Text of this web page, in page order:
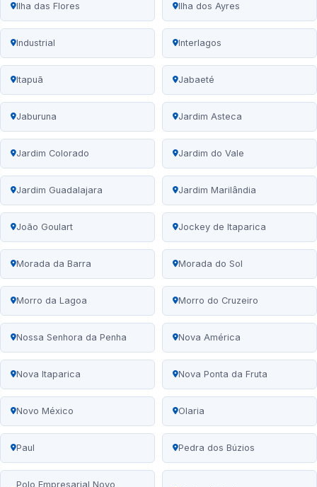
Ilha das Flores Ilha dos Ayres
Industrial Interlagos
Itapuã Jabaeté
Jaburuna Jardim Asteca
Jardim Colorado Jardim do Vale
Jardim Guadalajara Jardim Marilândia
João Goulart Jockey de Itaparica
Morada da Barra Morada do Sol
Morro da Lagoa Morro do Cruzeiro
Nossa Senhora da Penha Nova América
Nova Itaparica Nova Ponta da Fruta
Novo México Olaria
Paul Pedra dos Búzios
Polo Empresarial Novo